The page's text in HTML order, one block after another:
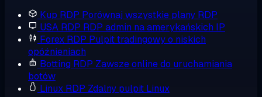
Kup RDP Porównaj wszystkie plany RDP
USA RDP RDP admin na amerykańskich IP
Forex RDP Pulpit tradingowy o niskich
opóźnieniach
Botting RDP Zawsze online do uruchamiania
botów
Linux RDP Zdalny pulpit Linux